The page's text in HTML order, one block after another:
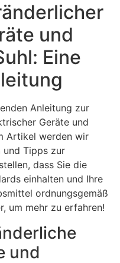
und
Eine
Anleitung zur
Geräte und
Artikel werden wir
und Tipps zur
dass Sie die
einhalten und Ihre
ordnungsgemäß
um mehr zu erfahren!
und